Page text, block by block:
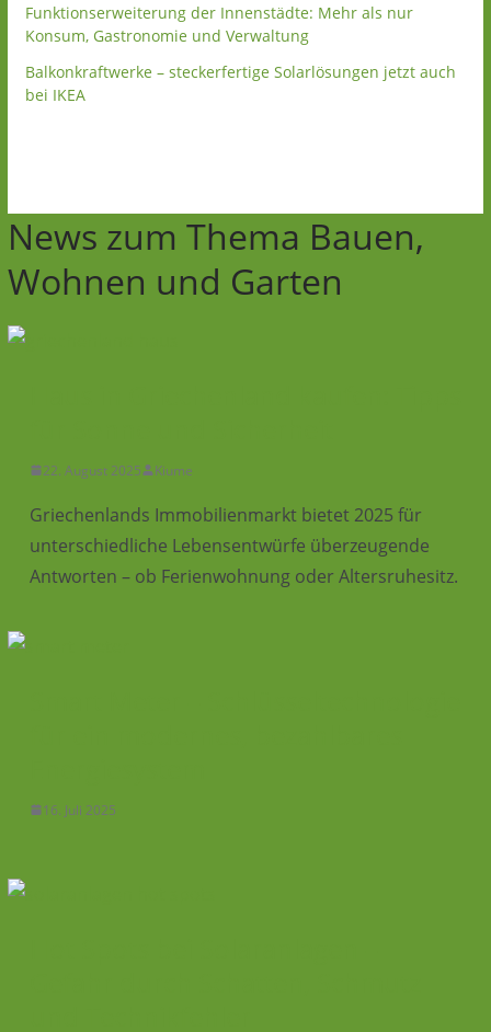
Funktionserweiterung der Innenstädte: Mehr als nur
Konsum, Gastronomie und Verwaltung
Balkonkraftwerke – steckerfertige Solarlösungen jetzt auch
bei IKEA
News zum Thema Bauen,
Wohnen und Garten
22. August 2025 Kiume
Griechenlands Immobilienmarkt bietet 2025 für
unterschiedliche Lebensentwürfe überzeugende
Antworten – ob Ferienwohnung oder Altersruhesitz.
16. Juli 2025